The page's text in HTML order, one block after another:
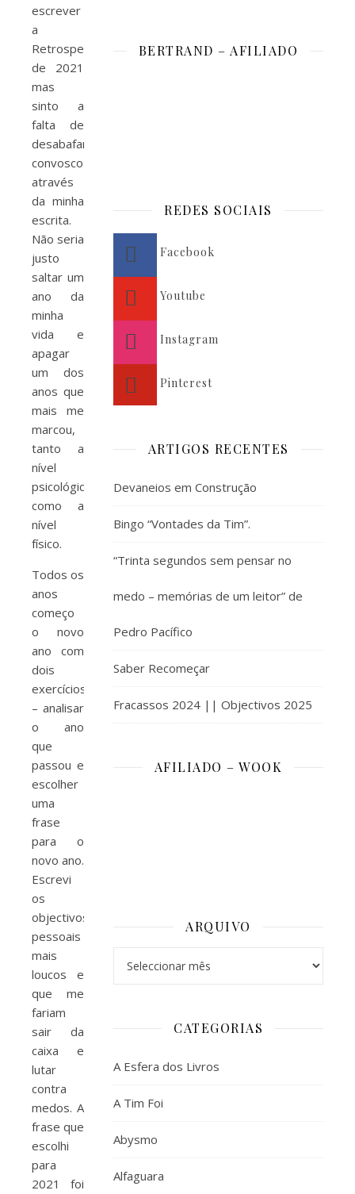
escrever
a
Retrospectiva
de 2021
mas
sinto a
falta de
desabafar
convosco
através
da minha
escrita.
Não seria
justo
saltar um
ano da
minha
vida e
apagar
um dos
anos que
mais me
marcou,
tanto a
nível
psicológico
como a
nível
físico.
Todos os
anos
começo
o novo
ano com
dois
exercícios
– analisar
o ano
que
passou e
escolher
uma
frase
para o
novo ano.
Escrevi
os
objectivos
pessoais
mais
loucos e
que me
fariam
sair da
caixa e
lutar
contra
medos. A
frase que
escolhi
para
2021 foi
BERTRAND – AFILIADO
REDES SOCIAIS
Facebook
Youtube
Instagram
Pinterest
ARTIGOS RECENTES
Devaneios em Construção
Bingo “Vontades da Tim”.
“Trinta segundos sem pensar no
medo – memórias de um leitor” de
Pedro Pacífico
Saber Recomeçar
Fracassos 2024 || Objectivos 2025
AFILIADO – WOOK
ARQUIVO
CATEGORIAS
A Esfera dos Livros
A Tim Foi
Abysmo
Alfaguara